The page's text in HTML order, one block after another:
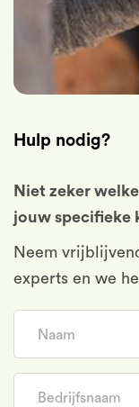
Hulp nodig?
Niet zeker
jouw specifieke
Neem
experts en we
Naam
Bedrijfsnaam